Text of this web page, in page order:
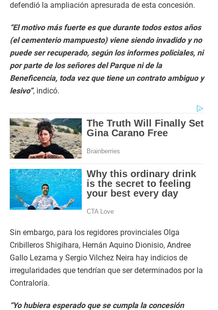
defendió la ampliación apresurada de esta concesión.
“El motivo más fuerte es que durante todos estos años
(el cementerio mampuesto) viene siendo invadido y no
puede ser recuperado, según los informes policiales, ni
por parte de los señores del Parque ni de la
Beneficencia, toda vez que tiene un contrato ambiguo y
lesivo”, indicó.
Sin embargo, para los regidores provinciales Olga
Cribilleros Shigihara, Hernán Aquino Dionisio, Andree
Gallo Lezama y Sergio Vilchez Neira hay indicios de
irregularidades que tendrían que ser determinados por la
Contraloría.
“Yo hubiera esperado que se cumpla la concesión